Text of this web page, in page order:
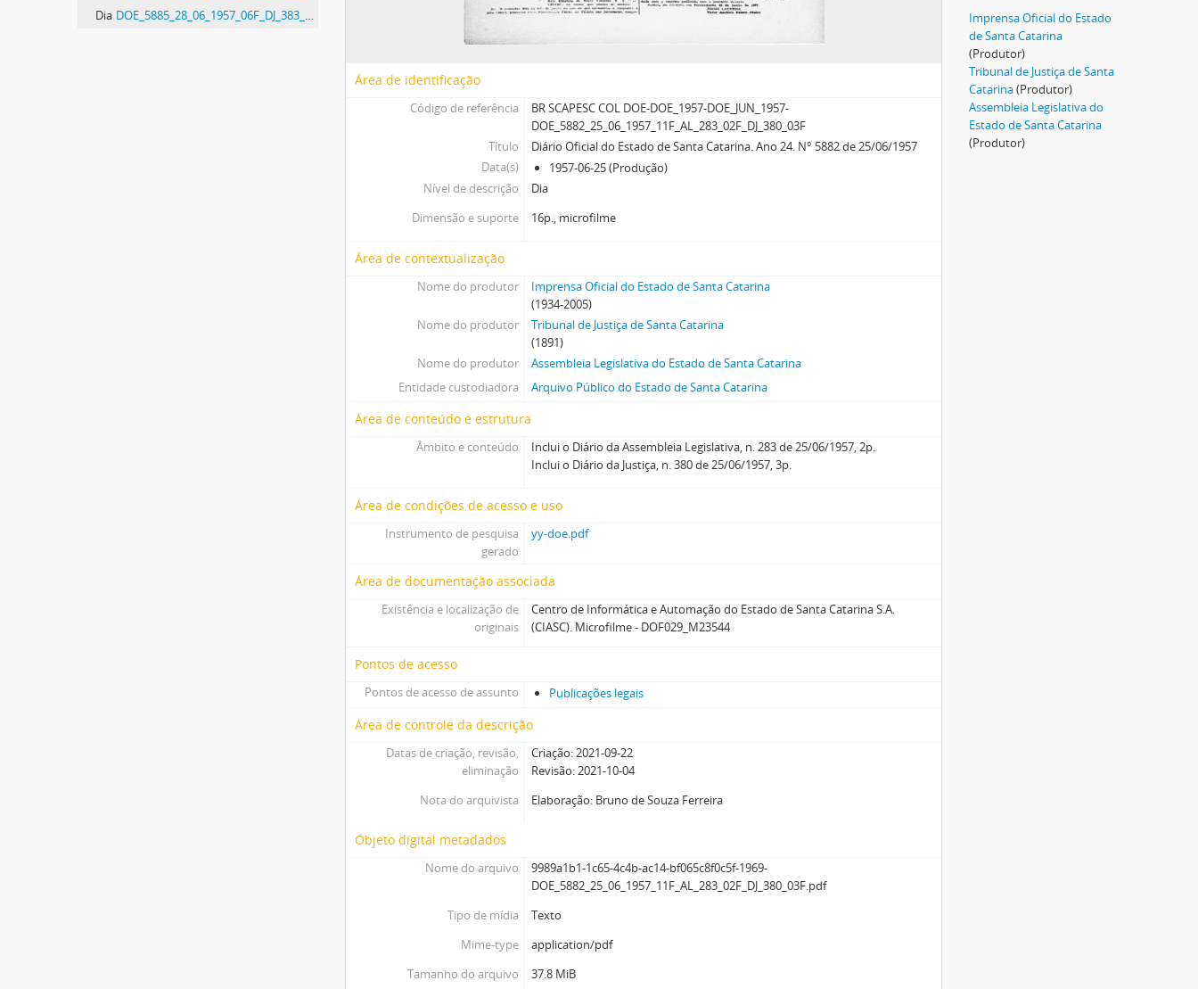
Dia DOE_5885_28_06_1957_06F_DJ_383_02F - Diário Oficial do Estado de Santa Catarina. Ano 24. N° 5885 de 28/06/1957
Área de identificação
Código de referência
BR SCAPESC COL DOE-DOE_1957-DOE_JUN_1957-
DOE_5882_25_06_1957_11F_AL_283_02F_DJ_380_03F
Título
Diário Oficial do Estado de Santa Catarina. Ano 24. N° 5882 de 25/06/1957
Data(s)
1957-06-25 (Produção)
Nível de descrição
Dia
Dimensão e suporte
16p., microfilme
Área de contextualização
Nome do produtor
Imprensa Oficial do Estado de Santa Catarina
(1934-2005)
Nome do produtor
Tribunal de Justiça de Santa Catarina
(1891)
Nome do produtor
Assembleia Legislativa do Estado de Santa Catarina
Entidade custodiadora
Arquivo Público do Estado de Santa Catarina
Área de conteúdo e estrutura
Âmbito e conteúdo
Inclui o Diário da Assembleia Legislativa, n. 283 de 25/06/1957, 2p.
Inclui o Diário da Justiça, n. 380 de 25/06/1957, 3p.
Área de condições de acesso e uso
Instrumento de pesquisa
gerado
yy-doe.pdf
Área de documentação associada
Existência e localização de
originais
Centro de Informática e Automação do Estado de Santa Catarina S.A.
(CIASC). Microfilme - DOF029_M23544
Pontos de acesso
Pontos de acesso de assunto Publicações legais
Área de controle da descrição
Datas de criação, revisão,
eliminação
Criação: 2021-09-22
Revisão: 2021-10-04
Nota do arquivista
Elaboração: Bruno de Souza Ferreira
Objeto digital metadados
Nome do arquivo
9989a1b1-1c65-4c4b-ac14-bf065c8f0c5f-1969-
DOE_5882_25_06_1957_11F_AL_283_02F_DJ_380_03F.pdf
Tipo de mídia
Texto
Mime-type
application/pdf
Tamanho do arquivo
37.8 MiB
Imprensa Oficial do Estado
de Santa Catarina
(Produtor)
Tribunal de Justiça de Santa
Catarina(Produtor)
Assembleia Legislativa do
Estado de Santa Catarina
(Produtor)